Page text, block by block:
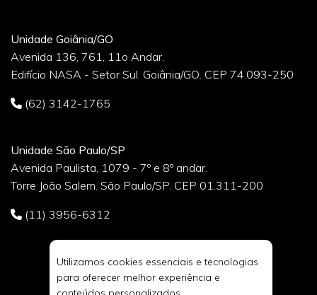
Unidade Goiânia/GO
Avenida 136, 761, 11o Andar.
Edifício NASA - Setor Sul. Goiânia/GO. CEP 74.093-250
(62) 3142-1765
Unidade São Paulo/SP
Avenida Paulista, 1079 - 7º e 8º andar.
Torre João Salem. São Paulo/SP. CEP 01.311-200
(11) 3956-6312
Utilizamos cookies essenciais e tecnologias
para oferecer melhor experiência e